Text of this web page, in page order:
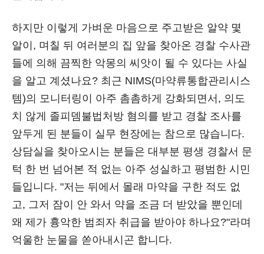
하지만 이렇게 가벼운 마음으로 주고받은 알약 몇
알이, 며칠 뒤 여러분의 집 앞을 찾아온 경찰 수사관
들에 의해 끔찍한 악몽의 씨앗이 될 수 있다는 사실
을 알고 계셨나요? 최근 NIMS(마약류통합관리시스
템)의 모니터링이 아주 촘촘하게 강화되면서, 의도
치 않게 졸피뎀불법처방 혐의를 받고 경찰 조사를
앞두게 된 분들이 실무 현장에는 참으로 많습니다.
상담실을 찾아오시는 분들은 대부분 평생 경찰서 문
턱 한 번 넘어본 적 없는 아주 성실하고 평범한 시민
들입니다. "저는 뒤에서 몰래 마약을 구한 적도 없
고, 그저 잠이 안 와서 약을 조금 더 받았을 뿐인데
왜 제가 흉악한 범죄자 취급을 받아야 하나요?"라며
억울한 눈물을 쏟아내시곤 합니다.